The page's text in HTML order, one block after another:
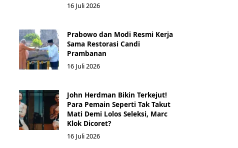
16 Juli 2026
Prabowo dan Modi Resmi Kerja
Sama Restorasi Candi
Prambanan
16 Juli 2026
John Herdman Bikin Terkejut!
Para Pemain Seperti Tak Takut
Mati Demi Lolos Seleksi, Marc
Klok Dicoret?
16 Juli 2026